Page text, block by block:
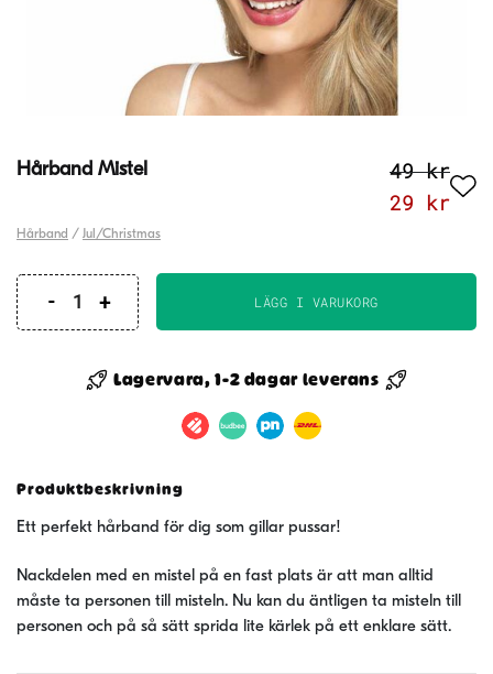
Hårband Mistel 49kr
Det
49 kr.
29 krDet
29
Hårband / Jul/Christmas
Hårband
mängd
LÄGG I VARUKORG
Lagervara, 1-2 dagar leverans
Produktbeskrivning
Ett perfekt hårband för dig som gillar pussar!
Nackdelen med en mistel på en fast plats är att man alltid
måste ta personen till misteln. Nu kan du äntligen ta misteln till
personen och på så sätt sprida lite kärlek på ett enklare sätt.